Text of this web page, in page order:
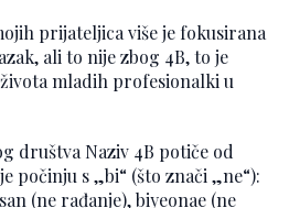
prijateljica više je fokusirana
ali to nije zbog 4B, to je
mladih profesionalki u
društva Naziv 4B potiče od
počinju s „bi“ (što znači „ne“):
(ne rađanje), biyeonae (ne